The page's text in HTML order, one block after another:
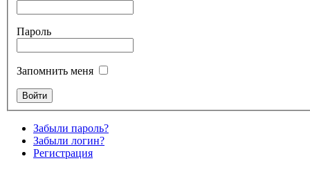
Пароль
Запомнить меня
Забыли пароль?
Забыли логин?
Регистрация